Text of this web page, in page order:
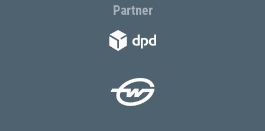
Partner